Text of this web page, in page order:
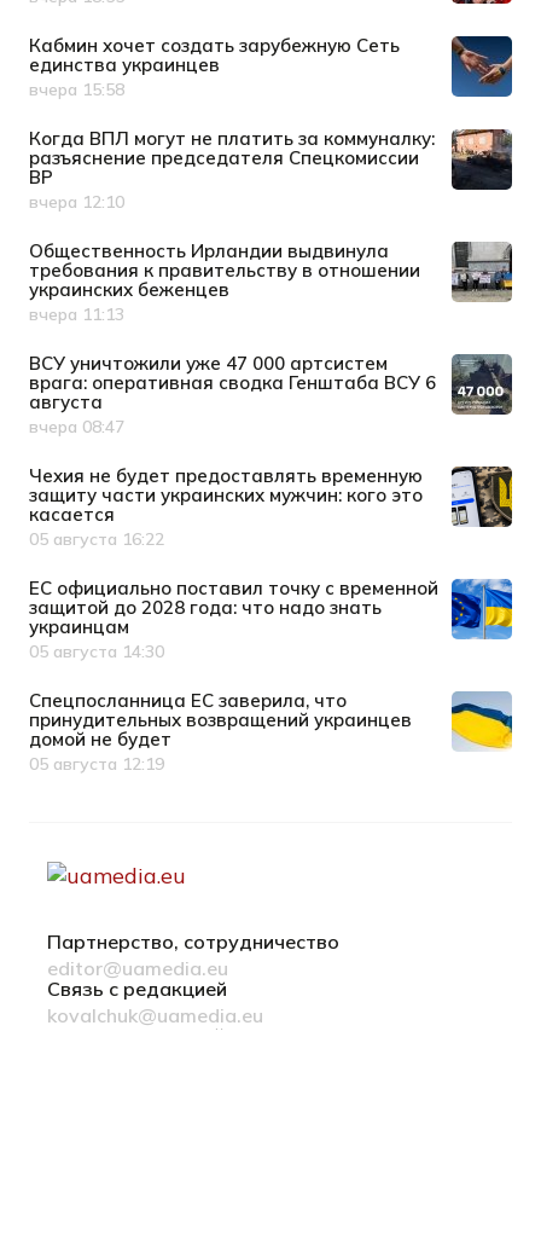
Кабмин хочет создать зарубежную Сеть
единства украинцев
Дата публикации
вчера 15:58
Когда ВПЛ могут не платить за коммуналку:
разъяснение председателя Спецкомиссии
ВР
Дата публикации
вчера 12:10
Общественность Ирландии выдвинула
требования к правительству в отношении
украинских беженцев
Дата публикации
вчера 11:13
ВСУ уничтожили уже 47 000 артсистем
врага: оперативная сводка Генштаба ВСУ 6
августа
Дата публикации
вчера 08:47
Чехия не будет предоставлять временную
защиту части украинских мужчин: кого это
касается
Дата публикации
05 августа 16:22
ЕС официально поставил точку с временной
защитой до 2028 года: что надо знать
украинцам
Дата публикации
05 августа 14:30
Спецпосланница ЕС заверила, что
принудительных возвращений украинцев
домой не будет
Дата публикации
05 августа 12:19
Партнерство, сотрудничество
editor@uamedia.eu
Связь с редакцией
kovalchuk@uamedia.eu
Новости компаний